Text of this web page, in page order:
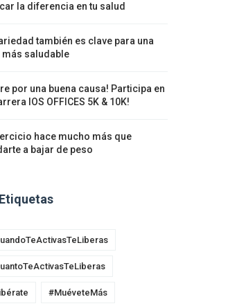
la diferencia en tu salud
también es clave para una
más saludable
por una buena causa! Participa en
IOS OFFICES 5K & 10K!
hace mucho más que
a bajar de peso
Etiquetas
#MuéveteMás